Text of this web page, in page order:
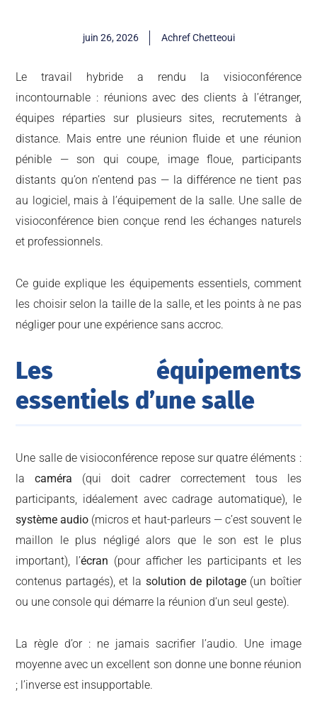
juin 26, 2026 Achref Chetteoui
Le travail hybride a rendu la visioconférence
incontournable : réunions avec des clients à l’étranger,
équipes réparties sur plusieurs sites, recrutements à
distance. Mais entre une réunion fluide et une réunion
pénible — son qui coupe, image floue, participants
distants qu’on n’entend pas — la différence ne tient pas
au logiciel, mais à l’équipement de la salle. Une salle de
visioconférence bien conçue rend les échanges naturels
et professionnels.
Ce guide explique les équipements essentiels, comment
les choisir selon la taille de la salle, et les points à ne pas
négliger pour une expérience sans accroc.
Les équipements
essentiels d’une salle
Une salle de visioconférence repose sur quatre éléments :
lacaméra (qui doit cadrer correctement tous les
participants, idéalement avec cadrage automatique), le
système audio (micros et haut-parleurs — c’est souvent le
maillon le plus négligé alors que le son est le plus
important), l’écran (pour afficher les participants et les
contenus partagés), et la solution de pilotage(un boîtier
ou une console qui démarre la réunion d’un seul geste).
La règle d’or : ne jamais sacrifier l’audio. Une image
moyenne avec un excellent son donne une bonne réunion
; l’inverse est insupportable.